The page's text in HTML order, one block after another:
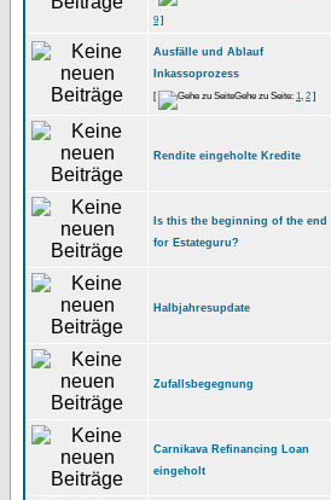
9 ]
Ausfälle und Ablauf
Inkassoprozess
[ Gehe zu Seite: 1, 2 ]
Rendite eingeholte Kredite
Is this the beginning of the end
for Estateguru?
Halbjahresupdate
Zufallsbegegnung
Carnikava Refinancing Loan
eingeholt